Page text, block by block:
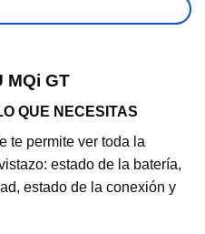
MQi GT
QUE NECESITAS
te permite ver toda la
estado de la batería,
estado de la conexión y